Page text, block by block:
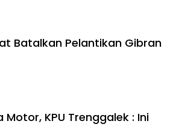
Batalkan Pelantikan Gibran
KPU Trenggalek : Ini